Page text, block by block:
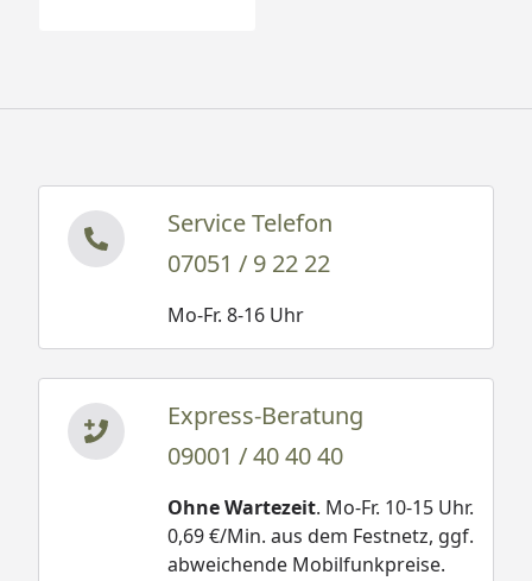
Service Telefon
07051 / 9 22 22
Mo-Fr. 8-16 Uhr
Express-Beratung
09001 / 40 40 40
Ohne Wartezeit. Mo-Fr. 10-15 Uhr.
0,69 €/Min. aus dem Festnetz, ggf.
abweichende Mobilfunkpreise.